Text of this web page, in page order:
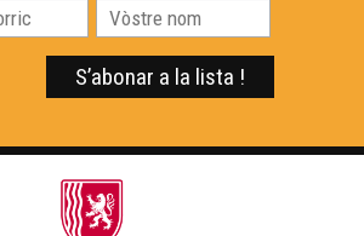
- Encontre amb Estève Clerc
d'ua aulha